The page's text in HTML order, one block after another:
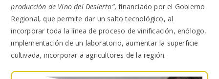
producción de Vino del Desierto”, financiado por el Gobierno
Regional, que permite dar un salto tecnológico, al
incorporar toda la línea de proceso de vinificación, enólogo,
implementación de un laboratorio, aumentar la superficie
cultivada, incorporar a agricultores de la región.